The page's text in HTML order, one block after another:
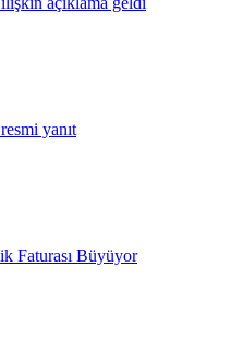
yanıt
Faturası Büyüyor